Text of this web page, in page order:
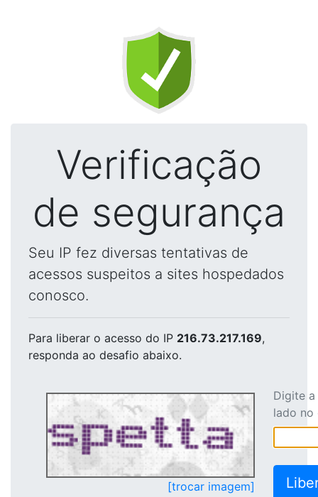
Verificação
de segurança
Seu IP fez diversas tentativas de
acessos suspeitos a sites hospedados
conosco.
Para liberar o acesso do IP 216.73.217.169,
responda ao desafio abaixo.
[trocar imagem]
Digite
lado no